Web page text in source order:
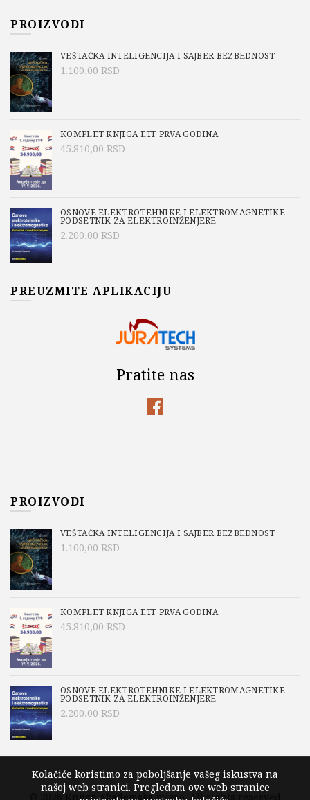
PROIZVODI
VEŠTAČKA INTELIGENCIJA I SAJBER BEZBEDNOST
1.100,00 RSD
KOMPLET KNJIGA ETF PRVA GODINA
45.810,00 RSD
OSNOVE ELEKTROTEHNIKE I ELEKTROMAGNETIKE -
PODSETNIK ZA ELEKTROINŽENJERE
2.200,00 RSD
PREUZMITE APLIKACIJU
Pratite nas
PROIZVODI
VEŠTAČKA INTELIGENCIJA I SAJBER BEZBEDNOST
1.100,00 RSD
KOMPLET KNJIGA ETF PRVA GODINA
45.810,00 RSD
OSNOVE ELEKTROTEHNIKE I ELEKTROMAGNETIKE -
PODSETNIK ZA ELEKTROINŽENJERE
2.200,00 RSD
© 2026 Knjige Akademska misao. All rights reserved
Kolačiće koristimo za poboljšanje vašeg iskustva na
našoj web stranici. Pregledom ove web stranice